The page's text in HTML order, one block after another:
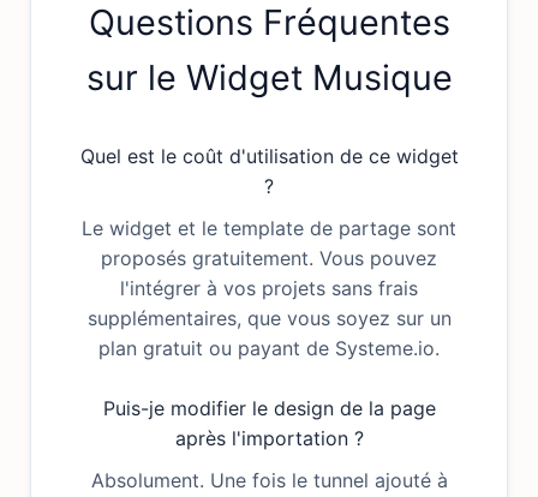
Questions Fréquentes
sur le Widget Musique
Quel est le coût d'utilisation de ce widget
?
Le widget et le template de partage sont
proposés gratuitement. Vous pouvez
l'intégrer à vos projets sans frais
supplémentaires, que vous soyez sur un
plan gratuit ou payant de Systeme.io.
Puis-je modifier le design de la page
après l'importation ?
Absolument. Une fois le tunnel ajouté à